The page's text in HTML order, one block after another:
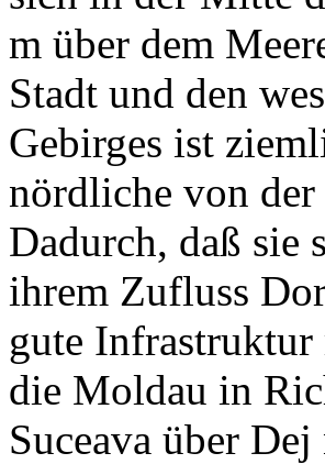
m über dem
Stadt und den
Gebirges ist
nördliche von der
Dadurch, daß sie
ihrem Zufluss
gute
die Moldau in
Suceava über